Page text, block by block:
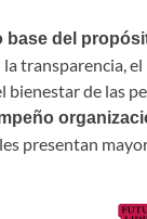
base del
transparencia,
de las
presentan